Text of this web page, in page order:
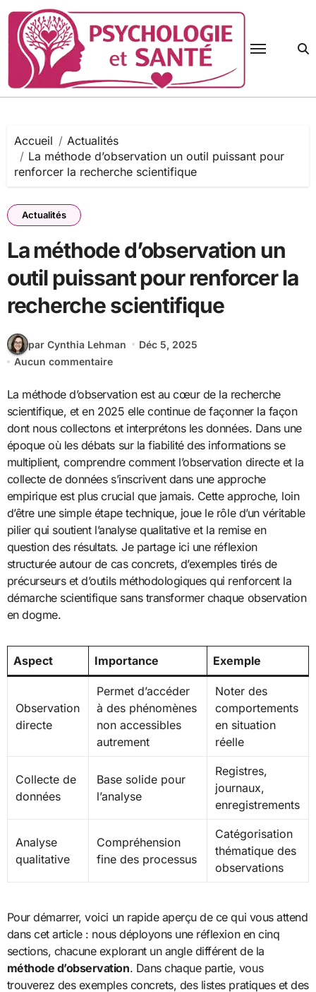
contenu
Accueil
Actualités
La méthode d’observation un outil puissant pour
renforcer la recherche scientifique
Actualités
La méthode d’observation un
outil puissant pour renforcer la
recherche scientifique
par Cynthia Lehman
Déc 5, 2025
Aucun commentaire
La méthode d’observation est au cœur de la recherche
scientifique, et en 2025 elle continue de façonner la façon
dont nous collectons et interprétons les données. Dans une
époque où les débats sur la fiabilité des informations se
multiplient, comprendre comment l’observation directe et la
collecte de données s’inscrivent dans une approche
empirique est plus crucial que jamais. Cette approche, loin
d’être une simple étape technique, joue le rôle d’un véritable
pilier qui soutient l’analyse qualitative et la remise en
question des résultats. Je partage ici une réflexion
structurée autour de cas concrets, d’exemples tirés de
précurseurs et d’outils méthodologiques qui renforcent la
démarche scientifique sans transformer chaque observation
en dogme.
Aspect Importance Exemple
Observation
directe
Permet d’accéder
à des phénomènes
non accessibles
autrement
Noter des
comportements
en situation
réelle
Collecte de
données
Base solide pour
l’analyse
Registres,
journaux,
enregistrements
Analyse
qualitative
Compréhension
fine des processus
Catégorisation
thématique des
observations
Pour démarrer, voici un rapide aperçu de ce qui vous attend
dans cet article : nous déployons une réflexion en cinq
sections, chacune explorant un angle différent de la
méthode d’observation. Dans chaque partie, vous
trouverez des exemples concrets, des listes pratiques et des